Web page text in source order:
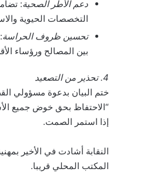
دعم الأطر الصحية:
التخصصات الحيوية
تحسين ظروف الحراسة
بين المصالح ورؤساء
4. تحذير من التصعيد
ختم البيان بدعوة مسؤولي
“الاحتفاظ بحق خوض جميع
إذا استمر الصمت.
النقابة أشادت في الأخير
المكتب المحلي قريبا.